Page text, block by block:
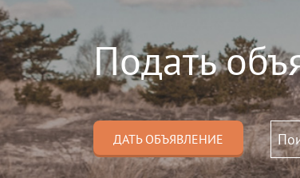
Подать
ДАТЬ ОБЪЯВЛЕНИЕ